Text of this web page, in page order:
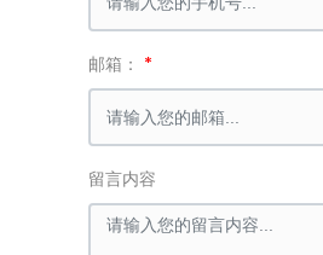
邮箱：
留言内容